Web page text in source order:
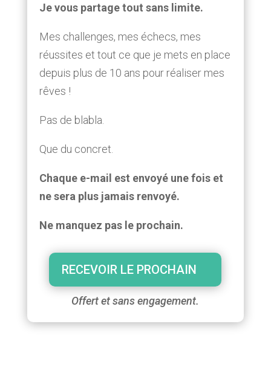
Je vous partage tout sans limite.
Mes challenges, mes échecs, mes
réussites et tout ce que je mets en place
depuis plus de 10 ans pour réaliser mes
rêves !
Pas de blabla.
Que du concret.
Chaque e-mail est envoyé une fois et
ne sera plus jamais renvoyé.
Ne manquez pas le prochain.
RECEVOIR LE PROCHAIN
Offert et sans engagement.